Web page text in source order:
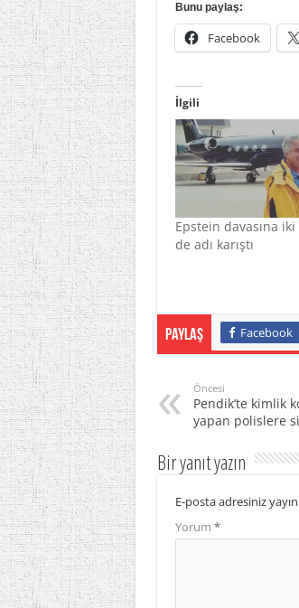
Bunu paylaş:
Facebook
İlgili
Epstein davasına iki
de adı karıştı
Paylaş Facebook
Öncesi
Pendik’te kimlik
yapan polislere
Bir yanıt yazın
E-posta adresiniz
Yorum *